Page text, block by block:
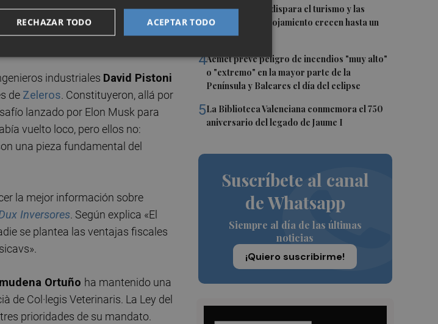
3El eclipse solar dispara el turismo y las
búsquedas de alojamiento crecen hasta un
500%
4Aemet prevé peligro de incendios "muy alto"
o "extremo" en la mayor parte de la
Península y Baleares el día del eclipse
5La Biblioteca Valenciana conmemora el 750
aniversario del legado de Jaume I
Suscríbete al canal
de Whatsapp
Siempre al día de las últimas
noticias
¡Quiero suscribirme!
ha añadido incertidumbres (e
que han dicho las encuestas hasta
industriales David Pistoni
de Zeleros. Constituyeron, allá por
lanzado por Elon Musk para
vuelto loco, pero ellos no:
una pieza fundamental del
la mejor información sobre
Inversores. Según explica «El
se plantea las ventajas fiscales
Ortuño ha mantenido una
de Col·legis Veterinaris. La Ley del
prioridades de su mandato.
ACEPTAR TODO
RECHAZAR TODO